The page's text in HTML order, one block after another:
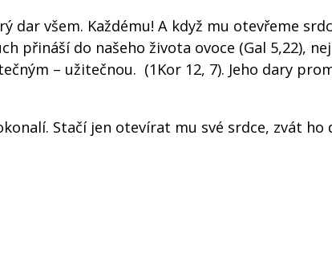
dar všem. Každému! A když mu otevřeme
přináší do našeho života ovoce (Gal 5,22),
– užitečnou. (1Kor 12, 7). Jeho dary
Stačí jen otevírat mu své srdce, zvát ho